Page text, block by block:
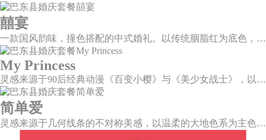
囍宴
一款国风韵味，撞色搭配的中式婚礼。以传统胭脂红为底色，黛蓝色花鸟点缀其中，热情的红色和低调的古风书画色相辅相成。
My Princess
灵感来源于90后经典动漫《百变小樱》与《美少女战士》，以柔美梦幻的马卡龙色系为主色调，融合精灵萌宠与星星魔法阵等元素，为遗落凡间的公主搭建一个召唤王子的舞台。
简单爱
灵感来源于几何线条的不对称美感，以温柔的大地色系为主色调，空间上，利用几何线条进行完美切割，配以柔和色系的花艺点缀，构造了一个温馨柔和、清新复古的空间。